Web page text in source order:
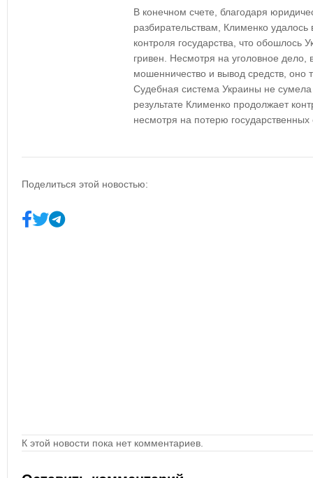
В конечном счете, благодаря
разбирательствам, Клименко удалось
контроля государства, что обошлось
гривен. Несмотря на уголовное дело,
мошенничество и вывод средств, оно
Судебная система Украины не
результате Клименко продолжает
несмотря на потерю государственных
Поделиться этой новостью:
К этой новости пока нет комментариев.